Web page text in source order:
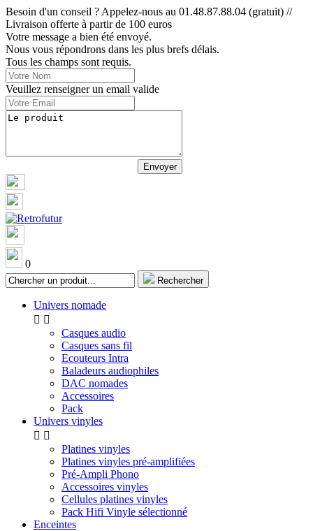
Besoin d'un conseil ? Appelez-nous au 01.48.87.88.04 (gratuit) //
Livraison offerte à partir de 100 euros
Votre message a bien été envoyé.
Nous vous répondrons dans les plus brefs délais.
Tous les champs sont requis.
Veuillez renseigner un email valide
0
Rechercher
Univers nomade
 
Casques audio
Casques sans fil
Ecouteurs Intra
Baladeurs audiophiles
DAC nomades
Accessoires
Pack
Univers vinyles
 
Platines vinyles
Platines vinyles pré-amplifiées
Pré-Ampli Phono
Accessoires vinyles
Cellules platines vinyles
Pack Hifi Vinyle sélectionné
Enceintes